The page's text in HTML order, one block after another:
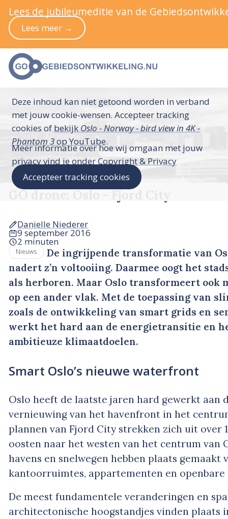
Deze inhoud kan niet getoond worden in verband
met jouw cookie-wensen. Accepteer tracking
cookies of bekijk Oslo - Norway - bird view in 4K -
Phantom 3op YouTube.
Meer informatie over hoe wij omgaan met jouw
privacy vind je onderCopyright & Privacy
Accepteer tracking cookies
Danielle Niederer
9 september 2016
2 minuten
Nieuws
De ingrijpende transformatie van
nadert z’n voltooiing. Daarmee oogt het
als herboren. Maar Oslo transformeert ook
op een ander vlak. Met de toepassing van
zoals de ontwikkeling van smart grids en
werkt het hard aan de energietransitie en
ambitieuze klimaatdoelen.
Smart Oslo’s nieuwe waterfront
Oslo heeft de laatste jaren hard gewerkt aan
vernieuwing van het havenfront in het
plannen van Fjord City strekken zich uit over
oosten naar het westen van het centrum van
havens en snelwegen hebben plaats gemaakt
kantoorruimtes, appartementen en openbare
De meest fundamentele veranderingen en
architectonische hoogstandjes vinden plaats
Lees de jubileumeditie van de
Lees meer →